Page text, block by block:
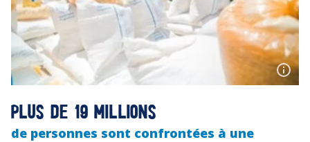
Plus de 19 millions
de personnes sont confrontées à une